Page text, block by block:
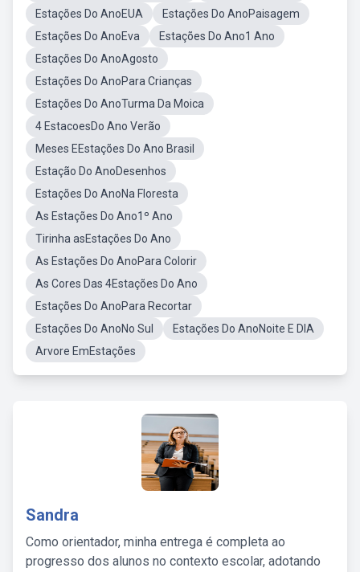
Estações Do AnoEUA
Estações Do AnoPaisagem
Estações Do AnoEva
Estações Do Ano1 Ano
Estações Do AnoAgosto
Estações Do AnoPara Crianças
Estações Do AnoTurma Da Moica
4 EstacoesDo Ano Verão
Meses EEstações Do Ano Brasil
Estação Do AnoDesenhos
Estações Do AnoNa Floresta
As Estações Do Ano1º Ano
Tirinha asEstações Do Ano
As Estações Do AnoPara Colorir
As Cores Das 4Estações Do Ano
Estações Do AnoPara Recortar
Estações Do AnoNo Sul
Estações Do AnoNoite E DIA
Arvore EmEstações
Sandra
Como orientador, minha entrega é completa ao
progresso dos alunos no contexto escolar, adotando